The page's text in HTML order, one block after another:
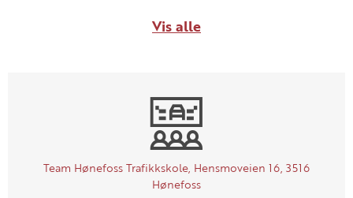
Vis alle
Team Hønefoss Trafikkskole, Hensmoveien 16, 3516
Hønefoss